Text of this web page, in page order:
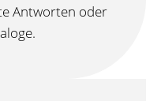
Antworten oder